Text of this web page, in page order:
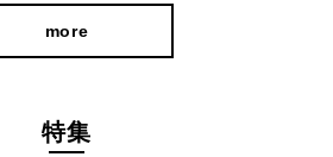
more
特集